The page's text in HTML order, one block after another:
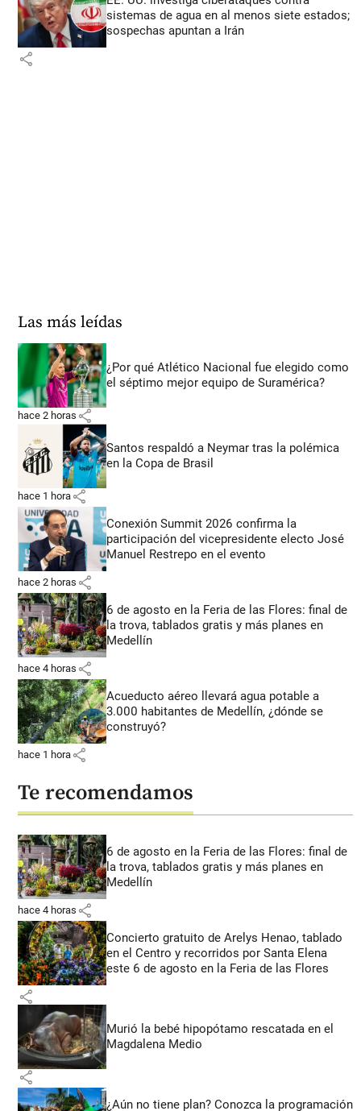
sistemas de agua en al menos siete estados;
sospechas apuntan a Irán
share
Las más leídas
¿Por qué Atlético Nacional fue elegido como
el séptimo mejor equipo de Suramérica?
hace 2 horas share
Santos respaldó a Neymar tras la polémica
en la Copa de Brasil
hace 1 hora share
Conexión Summit 2026 confirma la
participación del vicepresidente electo José
Manuel Restrepo en el evento
hace 2 horas share
6 de agosto en la Feria de las Flores: final de
la trova, tablados gratis y más planes en
Medellín
hace 4 horas share
Acueducto aéreo llevará agua potable a
3.000 habitantes de Medellín, ¿dónde se
construyó?
hace 1 hora share
Te recomendamos
6 de agosto en la Feria de las Flores: final de
la trova, tablados gratis y más planes en
Medellín
hace 4 horas share
Concierto gratuito de Arelys Henao, tablado
en el Centro y recorridos por Santa Elena
este 6 de agosto en la Feria de las Flores
share
Murió la bebé hipopótamo rescatada en el
Magdalena Medio
share
¿Aún no tiene plan? Conozca la programación